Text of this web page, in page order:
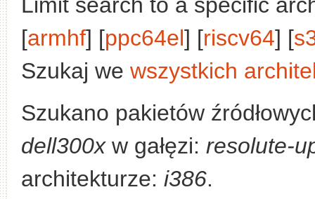
[armhf] [ppc64el] [riscv64] [
Szukaj we wszystkich
Szukano pakietów
dell300xw gałęzi: resolute-
architekturze: i386.